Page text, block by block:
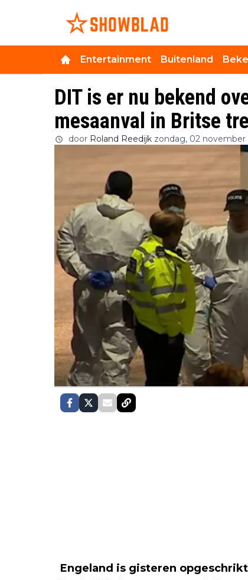
Entertainment Buitenland
DIT is er nu bekend
mesaanval in Britse
door Roland Reedijk zondag, 02 november
Engeland is gisteren